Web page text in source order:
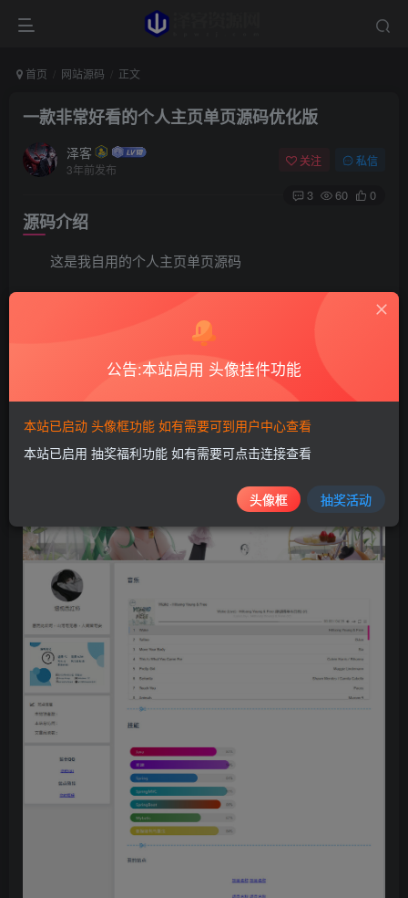
首页 网站源码 正文
一款非常好看的个人主页单页源码优化版
泽客
3年前发布
关注 私信
3 60 0
源码介绍
这是我自用的个人主页单页源码
单页我的链接已经去除，大部分接口来自网络，可自行
修改
公告:本站启用 头像挂件功能
本站已启动 头像框功能 如有需要可到用户中心查看
本站已启用 抽奖福利功能 如有需要可点击连接查看
头像框 抽奖活动